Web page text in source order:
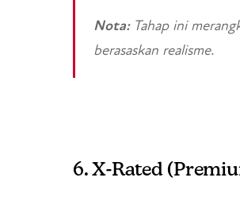
Nota:Tahap ini
berasaskan realisme.
6.X-Rated